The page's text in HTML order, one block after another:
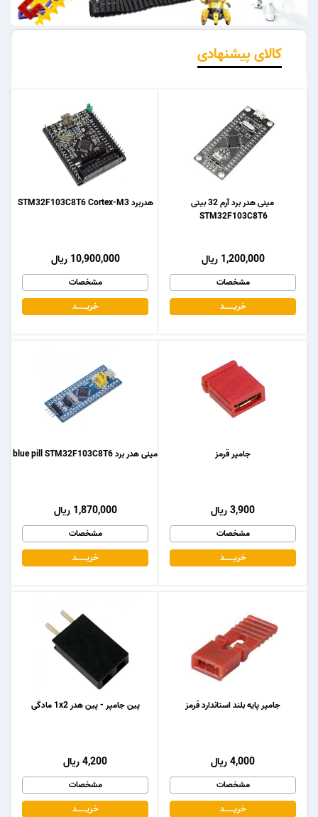
کالای پیشنهادی
هدربرد STM32F103C8T6 Cortex-M3
10,900,000 ریال
مشخصات
خریـــــــد
مینی هدر برد آرم 32 بیتی
STM32F103C8T6
1,200,000 ریال
مشخصات
خریـــــــد
مینی هدر برد blue pill STM32F103C8T6
1,870,000 ریال
مشخصات
خریـــــــد
جامپر قرمز
3,900 ریال
مشخصات
خریـــــــد
پین جامپر - پین هدر 1x2 مادگی
4,200 ریال
مشخصات
خریـــــــد
جامپر پایه بلند استاندارد قرمز
4,000 ریال
مشخصات
خریـــــــد